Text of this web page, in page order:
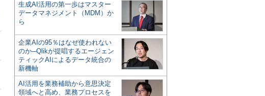
生成AI活用の第一歩はマスター
データマネジメント（MDM）か
ら
企業AIの95％はなぜ使われない
のか─Qlikが提唱するエージェン
ティックAIによるデータ統合の
新機軸
AI活用を業務補助から意思決定
領域へと高め、業務プロセスを